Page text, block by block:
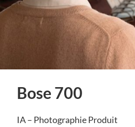
Bose 700
IA – Photographie Produit